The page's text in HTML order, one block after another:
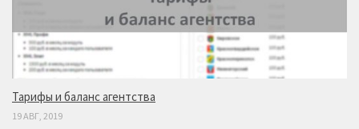
Тарифы и баланс агентства
19 АВГ, 2019